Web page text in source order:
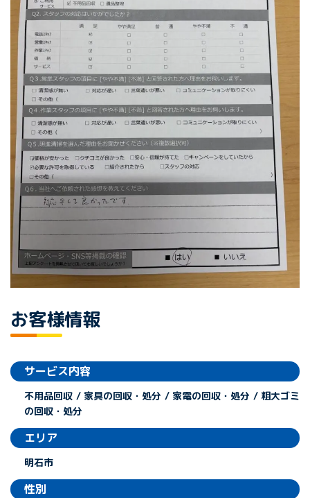
お客様情報
サービス内容
不用品回収 / 家具の回収・処分 / 家電の回収・処分 / 粗大ゴミ
の回収・処分
エリア
明石市
性別